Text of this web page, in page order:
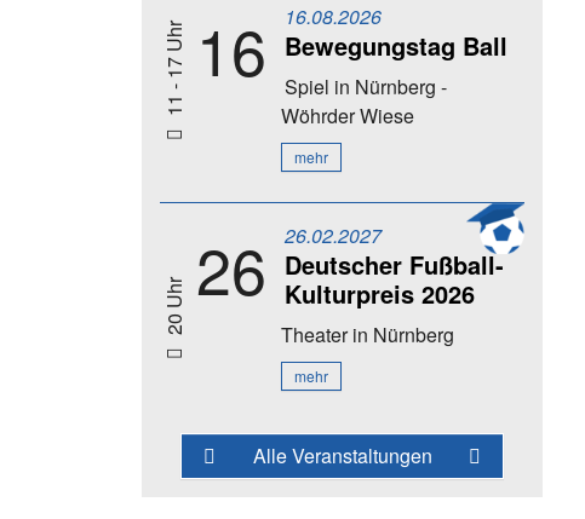
11 - 17 Uhr 16 16.08.2026
Bewegungstag Ball
Spiel in Nürnberg -
Wöhrder Wiese
mehr
20 Uhr 26 26.02.2027
Deutscher Fußball-
Kulturpreis 2026
Theaterin Nürnberg
mehr
Alle Veranstaltungen